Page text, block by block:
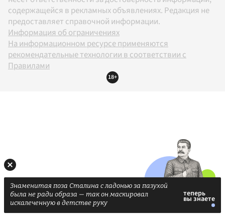
содержащейся в рекламных объявлениях. Редакция не
предоставляет справочной информации.
Информация об ограничениях
На информационном ресурсе применяются
рекомендательные технологии в соответствии с
Правилами
18+
Знаменитая поза Сталина с ладонью за пазухой
была не ради образа — так он маскировал
искалеченную в детстве руку